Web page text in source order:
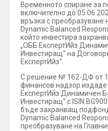
Временното спиране за
включително до
връзка с преобразуване
Dynamic Balanced
който инвестира
„ОББ ЕкспертИйз
Инвестиращ“ на
ЕкспертИйз“.
С решение № 162-ДФ от
финансов надзор
ЕкспертИйз Динамичен
Инвестиращ“ с ISIN
бъде захранващ
Dynamic Balanced
преобразуване на